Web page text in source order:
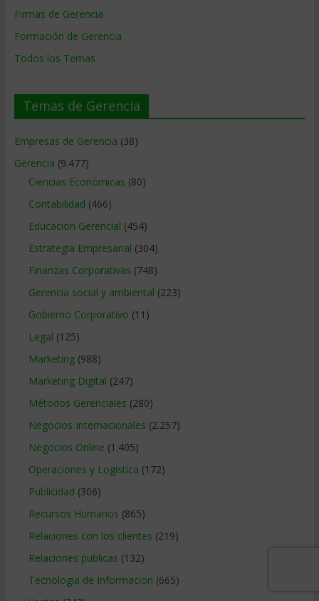
Firmas de Gerencia
Formación de Gerencia
Todos los Temas
Temas de Gerencia
Empresas de Gerencia (38)
Gerencia (9.477)
Ciencias Económicas (80)
Contabilidad (466)
Educacion Gerencial (454)
Estrategia Empresarial (304)
Finanzas Corporativas (748)
Gerencia social y ambiental (223)
Gobierno Corporativo (11)
Legal (125)
Marketing(988)
Marketing Digital (247)
Métodos Gerenciales (280)
Negocios Internacionales (2.257)
Negocios Online (1.405)
Operaciones y Logística (172)
Publicidad (306)
Recursos Humanos (865)
Relaciones con los clientes (219)
Relaciones publicas (132)
Tecnologia de Informacion (665)